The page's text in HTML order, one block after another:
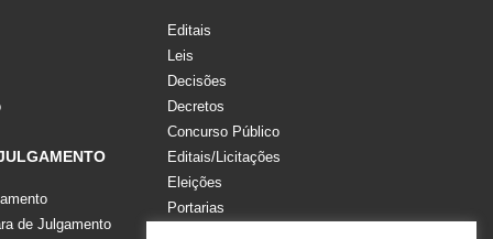
de Julgamento
Editais
Leis
Decisões
Decretos
Concurso Público
Editais/Licitações
Eleições
Portarias